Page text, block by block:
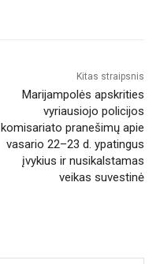
Kitas straipsnis
Marijampolės apskrities
vyriausiojo policijos
komisariato pranešimų apie
vasario 22–23 d. ypatingus
įvykius ir nusikalstamas
veikas suvestinė